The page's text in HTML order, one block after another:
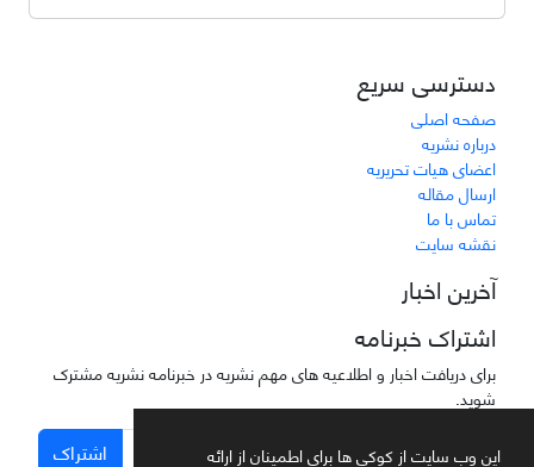
این وب سایت از کوکی ها برای اطمینان از ارائه
دسترسی سریع
صفحه اصلی
درباره نشریه
اعضای هیات تحریریه
ارسال مقاله
تماس با ما
نقشه سایت
آخرین اخبار
اشتراک خبرنامه
برای دریافت اخبار و اطلاعیه های مهم نشریه در خبرنامه نشریه مشترک
شوید.
اشتراک